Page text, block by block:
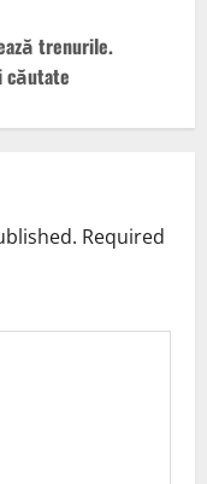
trenurile.
căutate
Required